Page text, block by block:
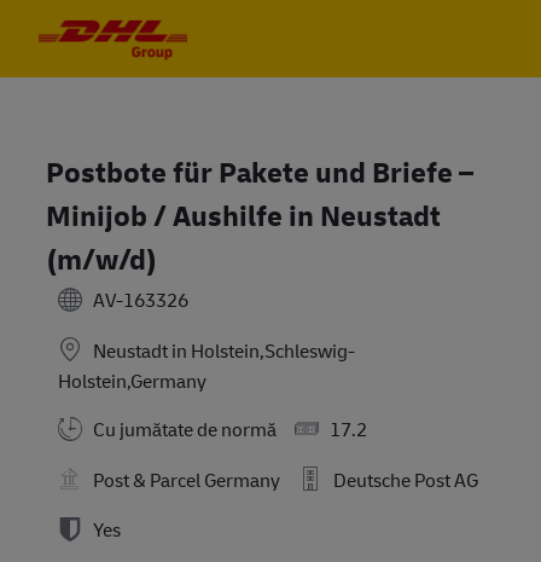
Postbote für Pakete und Briefe –
Minijob / Aushilfe in Neustadt
(m/w/d)
AV-163326
Neustadt in Holstein,Schleswig-
Holstein,Germany
Cu jumătate de normă
17.2
Post & Parcel Germany
Deutsche Post AG
Yes